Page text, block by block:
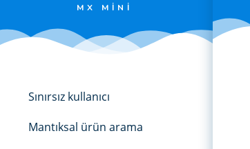
MX MINI
Sınırsız kullanıcı
Mantıksal ürün arama